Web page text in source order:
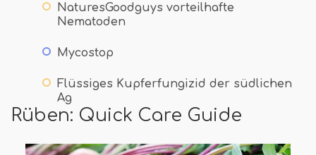
NaturesGoodguys vorteilhafte
Nematoden
Mycostop
Flüssiges Kupferfungizid der südlichen
Ag
Rüben: Quick Care Guide